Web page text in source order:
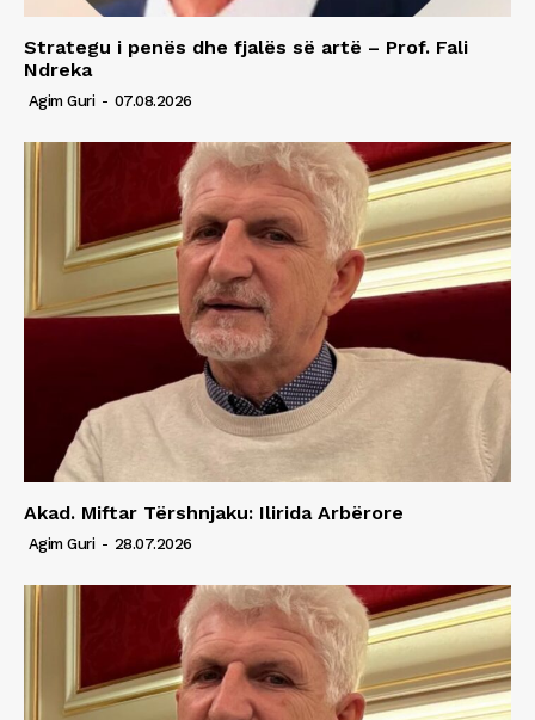
Strategu i penës dhe fjalës së artë – Prof. Fali
Ndreka
Agim Guri - 07.08.2026
Akad. Miftar Tërshnjaku: Ilirida Arbërore
Agim Guri - 28.07.2026